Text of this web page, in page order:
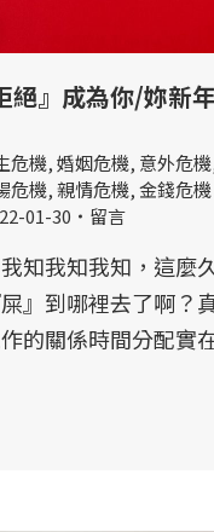
絕』成為你/妳新
危機,婚姻危機, 意外危機
危機,親情危機,金錢危機
01-30 留言
知我知我知，這麼
』到哪裡去了啊？
的關係時間分配實